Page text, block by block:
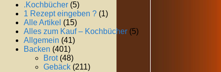
.Kochbücher (5)
1 Rezept eingeben ? (1)
Alle Artikel (15)
Alles zum Kauf – Kochbücher (5)
Allgemein (41)
Backen (401)
Brot(48)
Gebäck (211)